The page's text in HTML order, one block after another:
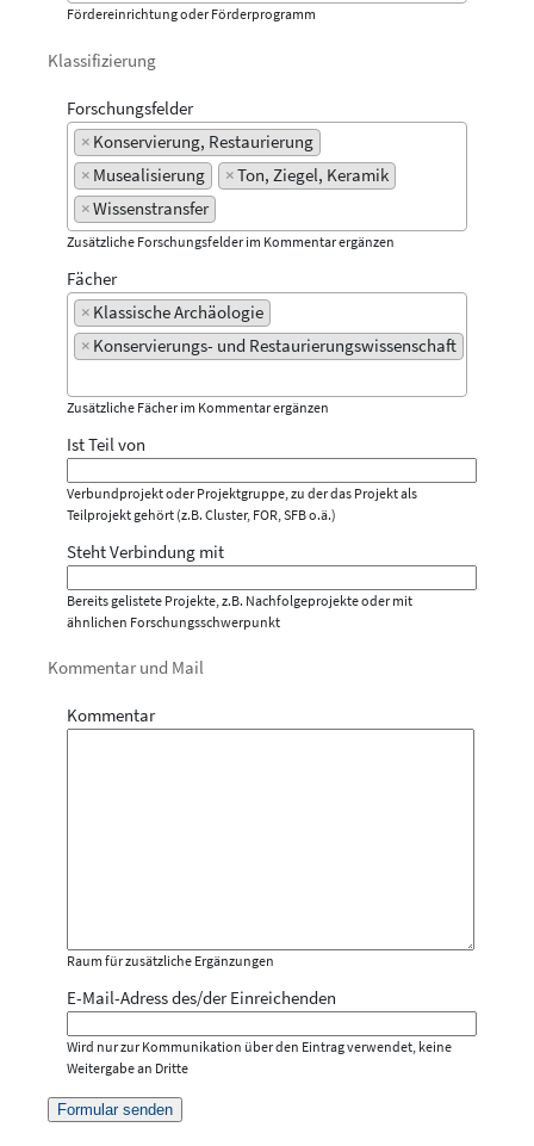
Fördereinrichtung oder Förderprogramm
Klassifizierung
Forschungsfelder
× Konservierung, Restaurierung
× Musealisierung ×Ton, Ziegel, Keramik
×Wissenstransfer
Zusätzliche Forschungsfelder im Kommentar ergänzen
Fächer
× Klassische Archäologie
× Konservierungs- und Restaurierungswissenschaft
Zusätzliche Fächer im Kommentar ergänzen
Ist Teil von
Verbundprojekt oder Projektgruppe, zu der das Projekt als
Teilprojekt gehört (z.B. Cluster, FOR, SFB o.ä.)
Steht Verbindung mit
Bereits gelistete Projekte, z.B. Nachfolgeprojekte oder mit
ähnlichen Forschungsschwerpunkt
Kommentar und Mail
Kommentar
Raum für zusätzliche Ergänzungen
E-Mail-Adress des/der Einreichenden
Wird nur zur Kommunikation über den Eintrag verwendet, keine
Weitergabe an Dritte
Formular senden